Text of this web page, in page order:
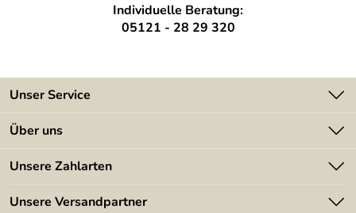
Individuelle Beratung:
05121 - 28 29 320
Unser Service
Kontakt
Kundeninformationen
Newsletter
Über uns
Angebote
Unsere Zahlarten
Unsere Versandpartner